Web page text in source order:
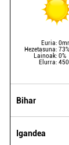
Euria:
Hezetasuna: 73%
Lainoak: 0%
Elurra:
Bihar
Igandea